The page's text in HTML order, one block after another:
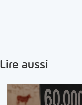
Lire aussi